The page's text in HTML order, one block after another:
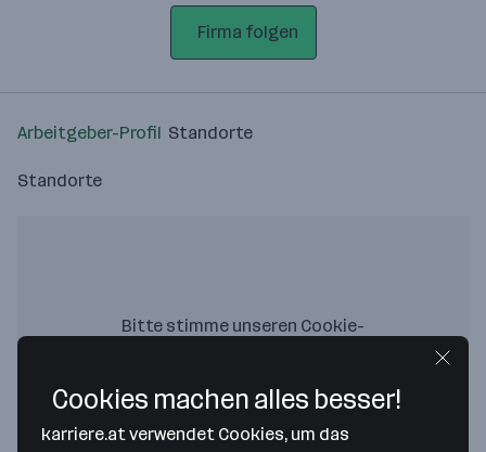
Firma folgen
Arbeitgeber-Profil Standorte
Standorte
Bitte stimme unseren Cookie-
Zustimmung geben
Cookies machen alles besser!
karriere.at verwendet Cookies, um das